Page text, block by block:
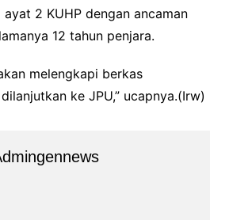
2 KUHP dengan ancaman
12 tahun penjara.
melengkapi berkas
ke JPU,” ucapnya.(Irw)